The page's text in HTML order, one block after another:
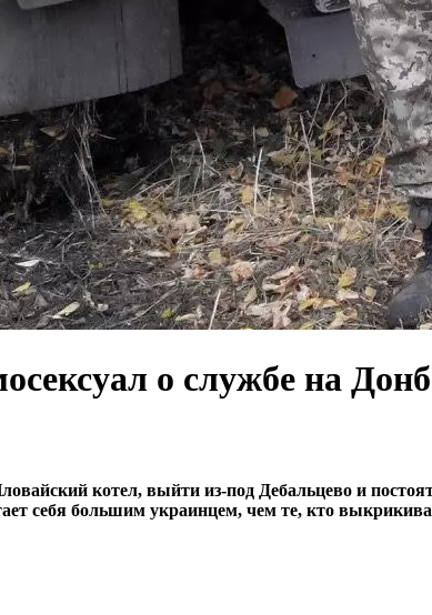
о службе на
котел, выйти из-под Дебальцево и
себя большим украинцем, чем те, кто